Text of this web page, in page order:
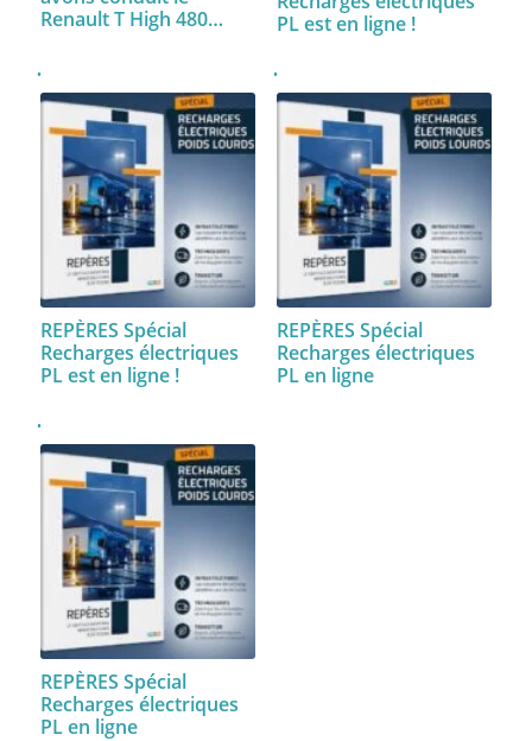
Renault T High 480…
PL est en ligne !
REPÈRES Spécial
Recharges électriques
PL est en ligne !
REPÈRES Spécial
Recharges électriques
PL en ligne
REPÈRES Spécial
Recharges électriques
PL en ligne